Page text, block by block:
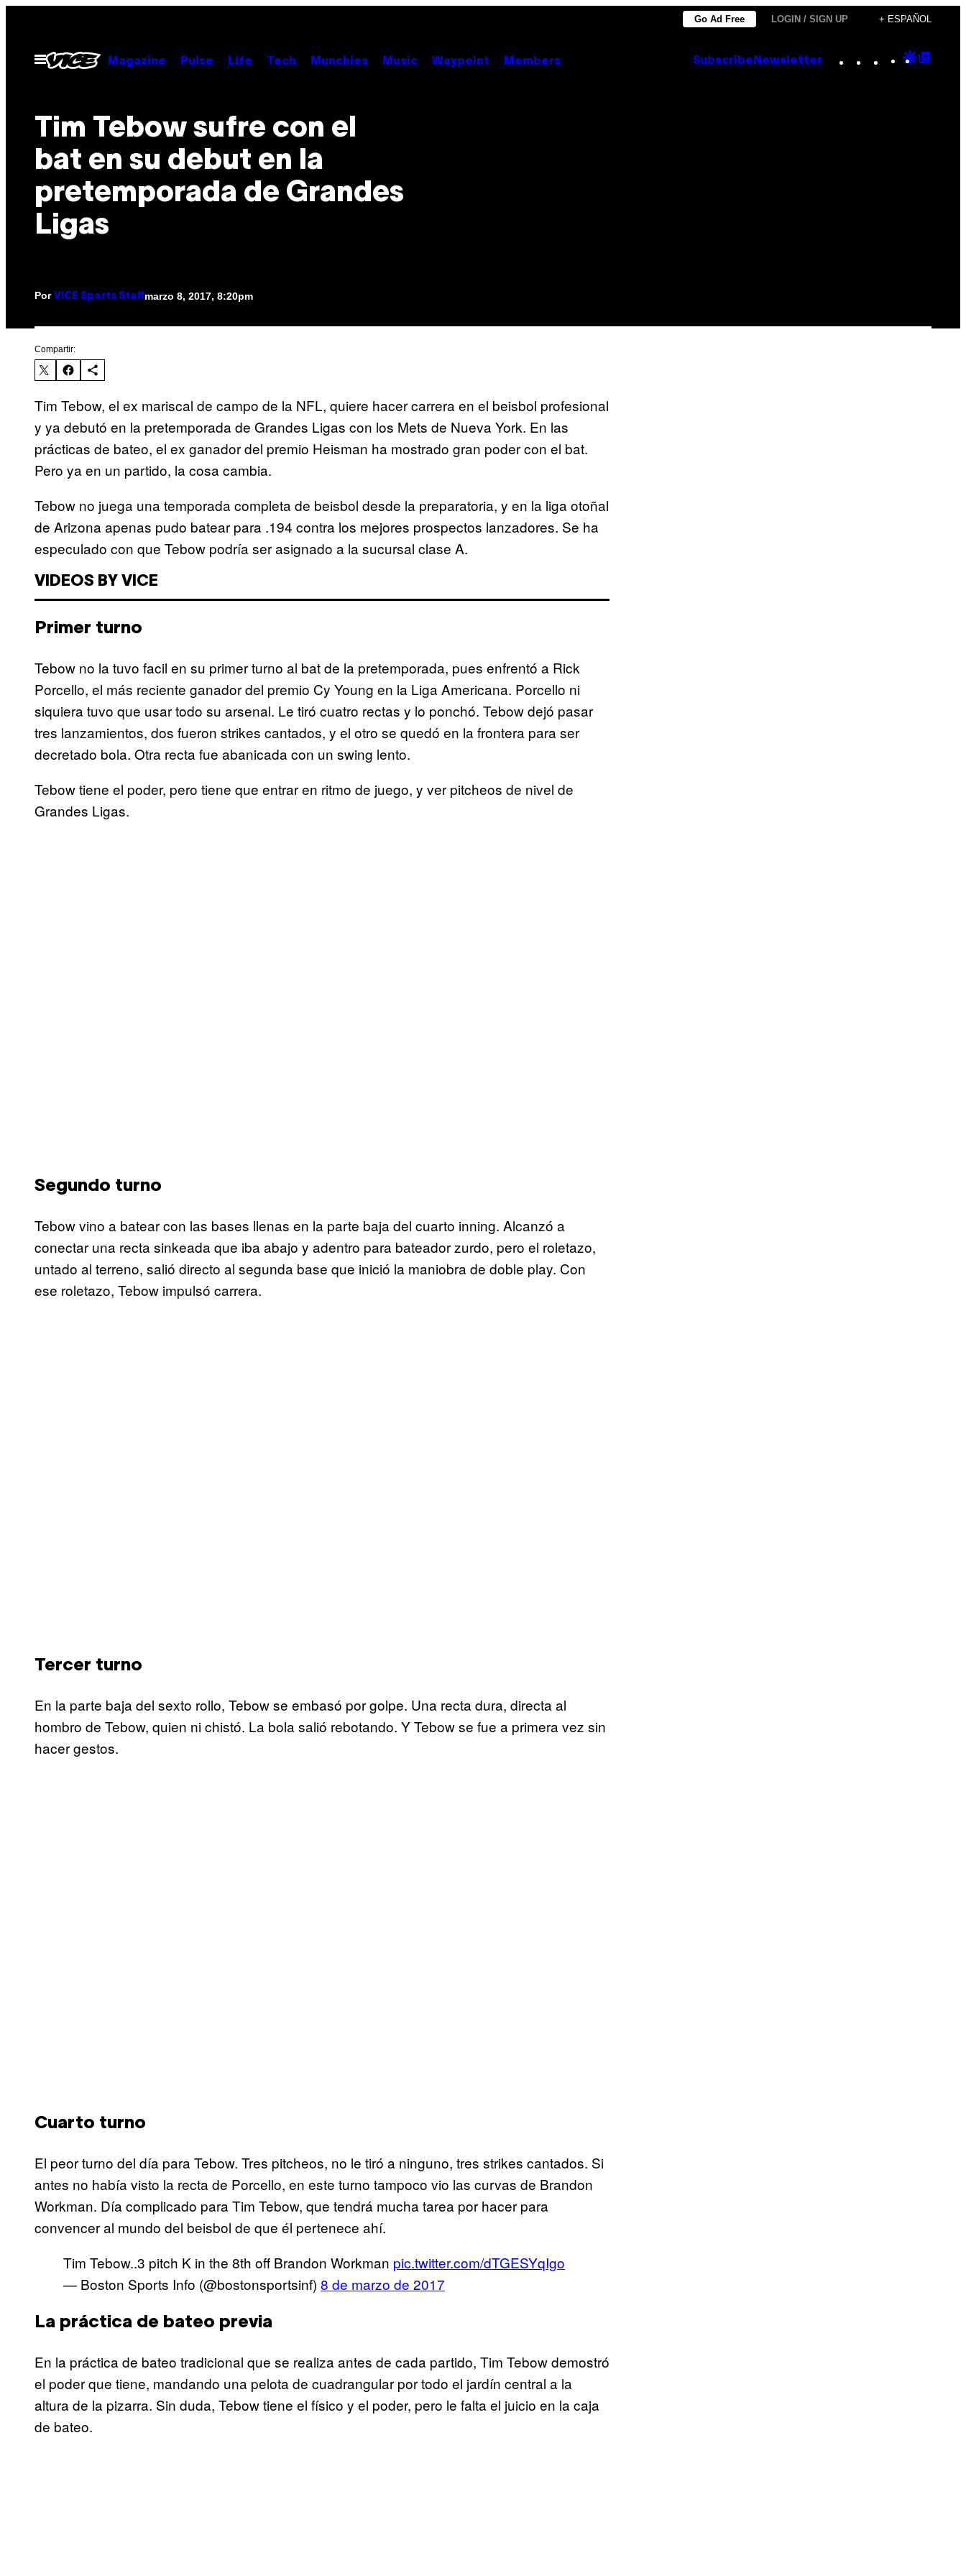
contenido
Go Ad Free LOGIN / SIGN UP + ESPAÑOL
Abrir
Menú
Magazine Pulse Life Tech Munchies Music Waypoint Members Subscribe Newsletter Instagram
TikTok
YouTube
Google
Tim Tebow sufre con el
bat en su debut en la
pretemporada de Grandes
Ligas
Por VICE Sports Staffmarzo 8, 2017, 8:20pm
Compartir:
Tim Tebow, el ex mariscal de campo de la NFL, quiere hacer carrera en el beisbol profesional
y ya debutó en la pretemporada de Grandes Ligas con los Mets de Nueva York. En las
prácticas de bateo, el ex ganador del premio Heisman ha mostrado gran poder con el bat.
Pero ya en un partido, la cosa cambia.
Tebow no juega una temporada completa de beisbol desde la preparatoria, y en la liga otoñal
de Arizona apenas pudo batear para .194 contra los mejores prospectos lanzadores. Se ha
especulado con que Tebow podría ser asignado a la sucursal clase A.
VIDEOS BY VICE
Primer turno
Tebow no la tuvo facil en su primer turno al bat de la pretemporada, pues enfrentó a Rick
Porcello, el más reciente ganador del premio Cy Young en la Liga Americana. Porcello ni
siquiera tuvo que usar todo su arsenal. Le tiró cuatro rectas y lo ponchó. Tebow dejó pasar
tres lanzamientos, dos fueron strikes cantados, y el otro se quedó en la frontera para ser
decretado bola. Otra recta fue abanicada con un swing lento.
Tebow tiene el poder, pero tiene que entrar en ritmo de juego, y ver pitcheos de nivel de
Grandes Ligas.
Segundo turno
Tebow vino a batear con las bases llenas en la parte baja del cuarto inning. Alcanzó a
conectar una recta sinkeada que iba abajo y adentro para bateador zurdo, pero el roletazo,
untado al terreno, salió directo al segunda base que inició la maniobra de doble play. Con
ese roletazo, Tebow impulsó carrera.
Tercer turno
En la parte baja del sexto rollo, Tebow se embasó por golpe. Una recta dura, directa al
hombro de Tebow, quien ni chistó. La bola salió rebotando. Y Tebow se fue a primera vez sin
hacer gestos.
Cuarto turno
El peor turno del día para Tebow. Tres pitcheos, no le tiró a ninguno, tres strikes cantados. Si
antes no había visto la recta de Porcello, en este turno tampoco vio las curvas de Brandon
Workman. Día complicado para Tim Tebow, que tendrá mucha tarea por hacer para
convencer al mundo del beisbol de que él pertenece ahí.
Tim Tebow..3 pitch K in the 8th off Brandon Workman pic.twitter.com/dTGESYqIgo
— Boston Sports Info (@bostonsportsinf) 8 de marzo de 2017
La práctica de bateo previa
En la práctica de bateo tradicional que se realiza antes de cada partido, Tim Tebow demostró
el poder que tiene, mandando una pelota de cuadrangular por todo el jardín central a la
altura de la pizarra. Sin duda, Tebow tiene el físico y el poder, pero le falta el juicio en la caja
de bateo.